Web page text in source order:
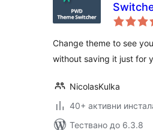
Change theme to see
without saving it just for
NicolasKulka
40+ активни
Тествано до 6.3.8